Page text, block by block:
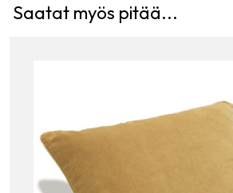
Saatat myös pitää...